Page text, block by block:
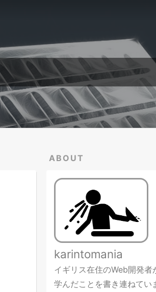
ABOUT
karintomania
イギリス在住のWeb開発者
学んだことを書き連ねてい